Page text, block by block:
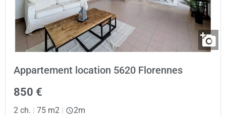
Appartement location 5620 Florennes
850 €
2 ch. 75 m2 2m